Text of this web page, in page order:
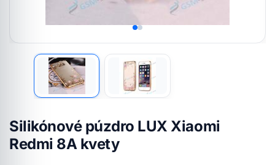
Silikónové púzdro LUX Xiaomi
Redmi 8A kvety